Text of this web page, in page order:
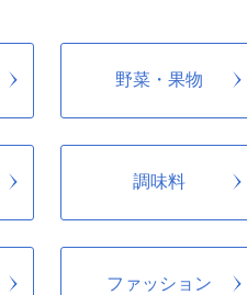
野菜・果物
調味料
ファッション